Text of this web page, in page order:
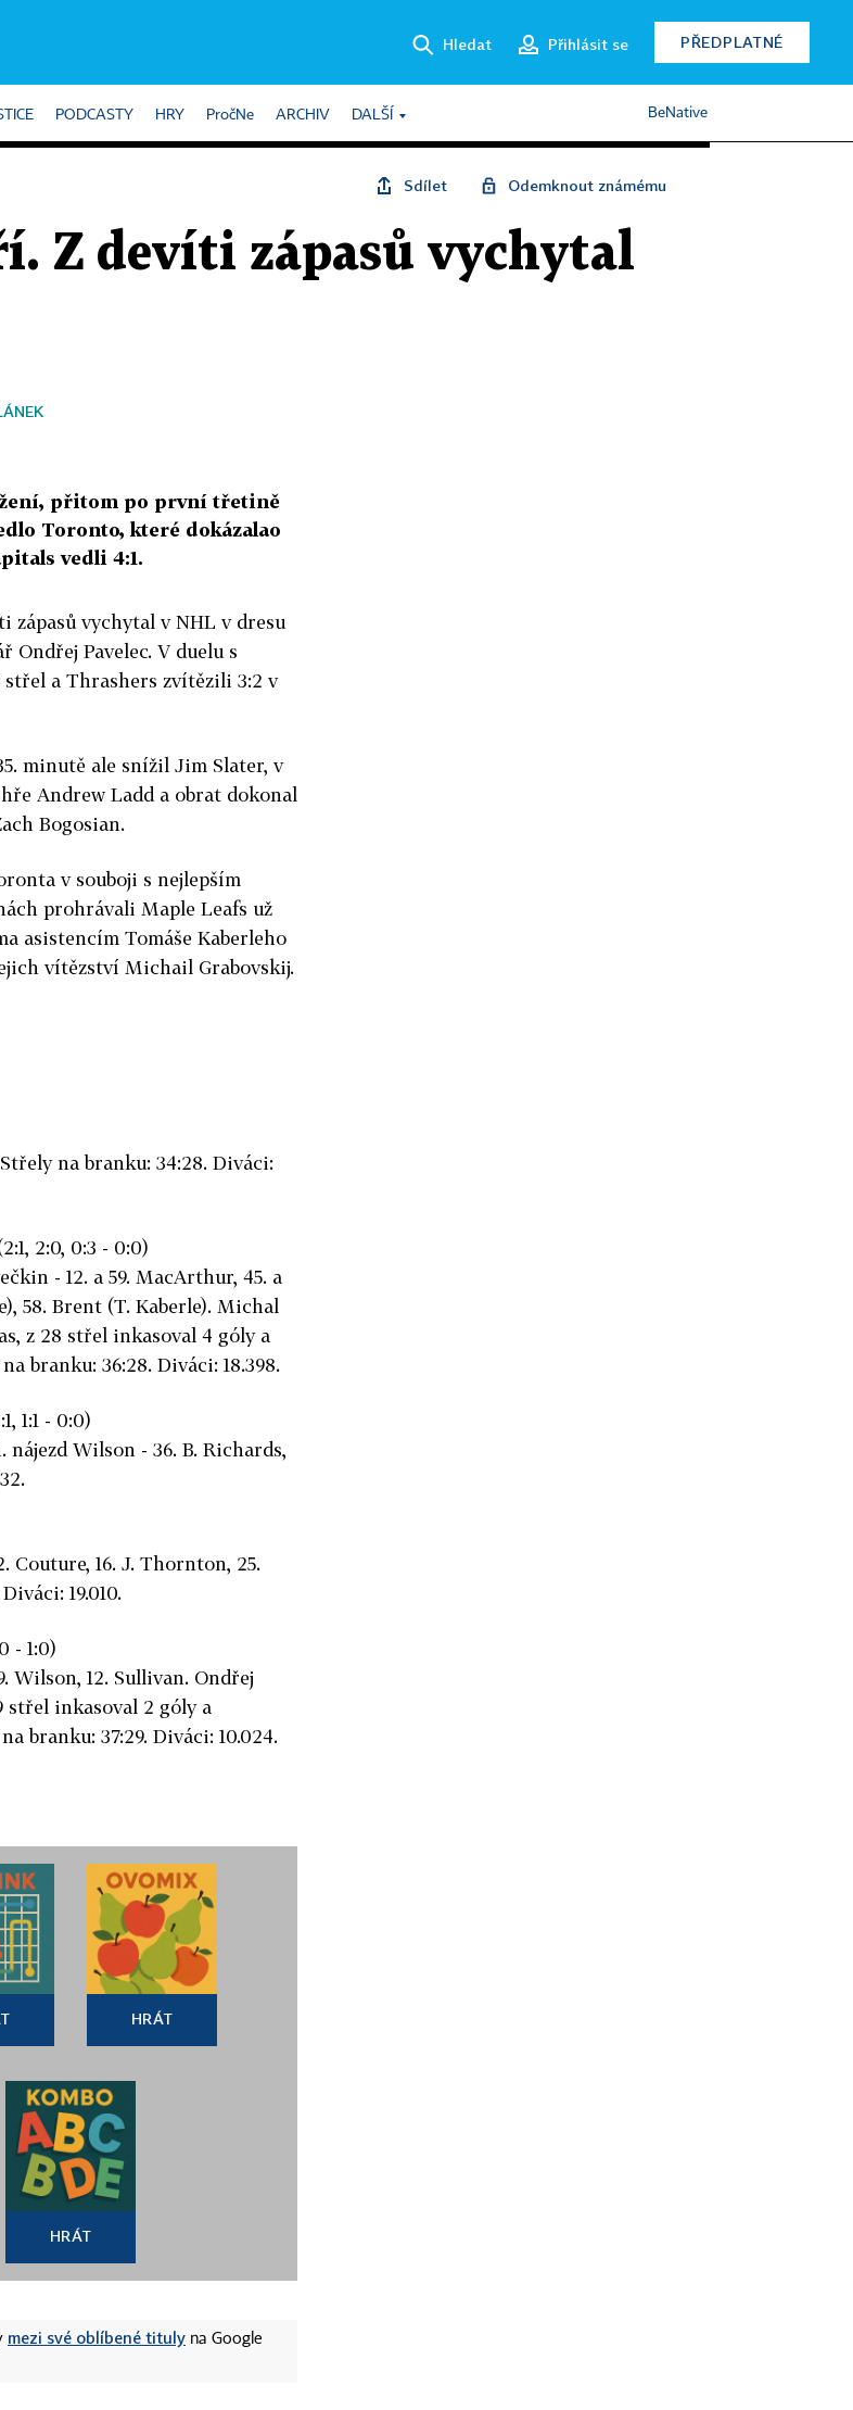
Hledat Přihlásit se PŘEDPLATNÉ
PODCASTY HRY PročNe ARCHIV DALŠÍ BeNative
Sdílet Odemknout známému
Z devíti zápasů vychytal
přitom po první třetině
Toronto, které dokázalao
vedli 4:1.
zápasů vychytal v NHL v dresu
Ondřej Pavelec. V duelu s
a Thrashers zvítězili 3:2 v
minutě ale snížil Jim Slater, v
Andrew Ladd a obrat dokonal
Bogosian.
v souboji s nejlepším
prohrávali Maple Leafs už
asistencím Tomáše Kaberleho
vítězství Michail Grabovskij.
na branku: 34:28. Diváci:
2:0, 0:3 - 0:0)
- 12. a 59. MacArthur, 45. a
58. Brent (T. Kaberle). Michal
z 28 střel inkasoval 4 góly a
branku: 36:28. Diváci: 18.398.
1:1 - 0:0)
nájezd Wilson - 36. B. Richards,
Couture, 16. J. Thornton, 25.
19.010.
- 1:0)
Wilson, 12. Sullivan. Ondřej
střel inkasoval 2 góly a
branku: 37:29. Diváci: 10.024.
HRÁT
HRÁT
mezi své oblíbené tituly na Google